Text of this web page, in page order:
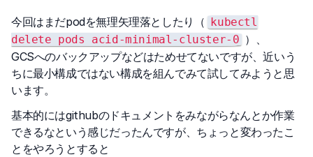
今回はまだpodを無理矢理落としたり（ kubectl
delete pods acid-minimal-cluster-0 ）、
GCSへのバックアップなどはためせてないですが、近いう
ちに最小構成ではない構成を組んでみて試してみようと思
います。
基本的にはgithubのドキュメントをみながらなんとか作業
できるなという感じだったんですが、ちょっと変わったこ
とをやろうとすると